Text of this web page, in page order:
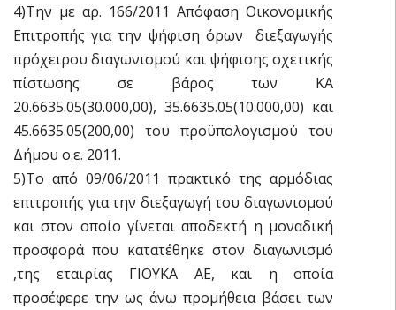
4)Την με αρ. 166/2011 Απόφαση Οικονομικής
Επιτροπής για την ψήφιση όρων διεξαγωγής
πρόχειρου διαγωνισμού και ψήφισης σχετικής
πίστωσης σε βάρος των ΚΑ
20.6635.05(30.000,00), 35.6635.05(10.000,00) και
45.6635.05(200,00) του προϋπολογισμού του
Δήμου o.ε. 2011.
5)Το από 09/06/2011 πρακτικό της αρμόδιας
επιτροπής για την διεξαγωγή του διαγωνισμού
και στον οποίο γίνεται αποδεκτή η μοναδική
προσφορά που κατατέθηκε στον διαγωνισμό
,της εταιρίας ΓΙΟΥΚΑ ΑΕ, και η οποία
προσέφερε την ως άνω προμήθεια βάσει των